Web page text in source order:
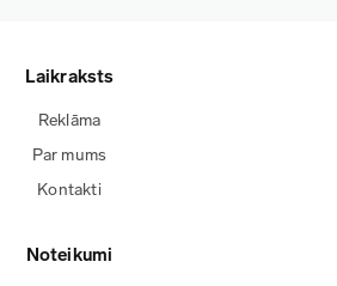
Laikraksts
Reklāma
Par mums
Kontakti
Noteikumi